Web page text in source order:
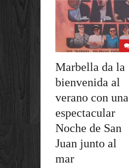
Marbella da la
bienvenida al
verano con una
espectacular
Noche de San
Juan junto al
mar